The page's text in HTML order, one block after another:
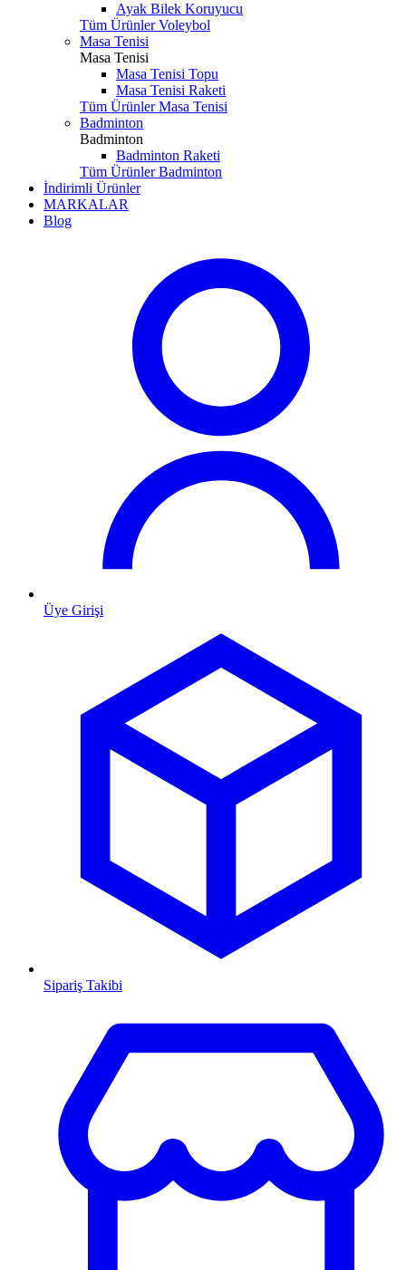
Ayak Bilek Koruyucu
Tüm Ürünler Voleybol
Masa Tenisi
Masa Tenisi
Masa Tenisi Topu
Masa Tenisi Raketi
Tüm Ürünler Masa Tenisi
Badminton
Badminton
Badminton Raketi
Tüm Ürünler Badminton
İndirimli Ürünler
MARKALAR
Blog
Üye Girişi
Sipariş Takibi